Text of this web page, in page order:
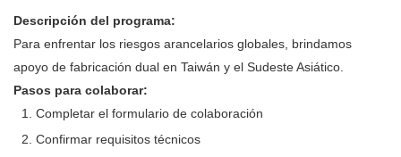
Descripción del programa:
Para enfrentar los riesgos arancelarios globales, brindamos
apoyo de fabricación dual en Taiwán y el Sudeste Asiático.
Pasos para colaborar:
Completar el formulario de colaboración
Confirmar requisitos técnicos